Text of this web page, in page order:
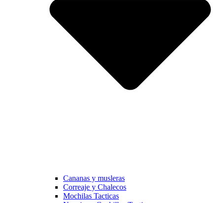
Cananas y musleras
Correaje y Chalecos
Mochilas Tacticas